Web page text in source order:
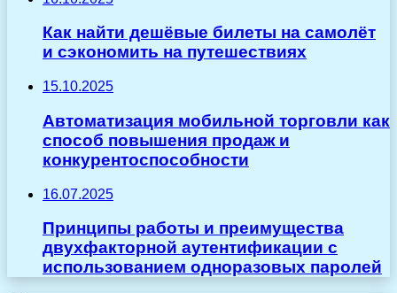
Как найти дешёвые билеты на самолёт
и сэкономить на путешествиях
15.10.2025
Автоматизация мобильной торговли как
способ повышения продаж и
конкурентоспособности
16.07.2025
Принципы работы и преимущества
двухфакторной аутентификации с
использованием одноразовых паролей